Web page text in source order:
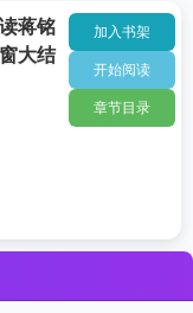
蒋铭
大结
加入书架
开始阅读
章节目录